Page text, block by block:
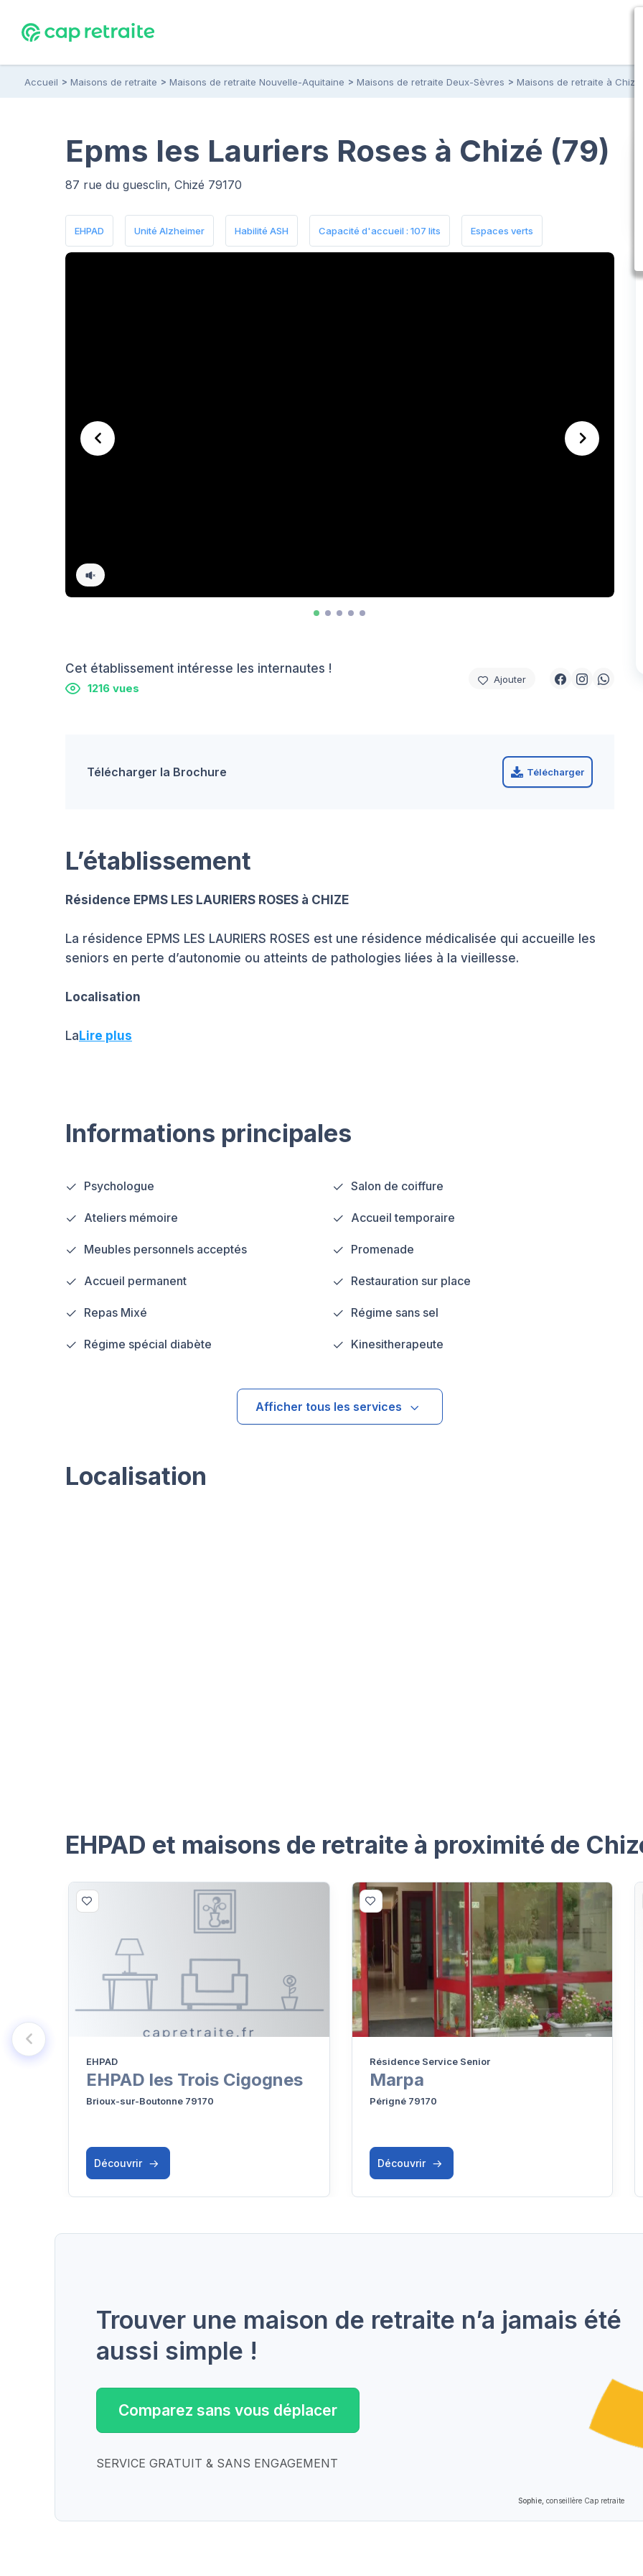
Accueil Maisons de retraite Maisons de retraite Nouvelle-Aquitaine Maisons de retraite Deux-Sèvres Maisons de retraite à Chizé
Cet établissement intéresse les internautes !
1216 vues
Ajouter
Télécharger la Brochure Télécharger
Epms les Lauriers Roses à Chizé (79)
87 rue du guesclin, Chizé 79170
EHPAD Unité Alzheimer Habilité ASH Capacité d'accueil : 107 lits Espaces verts
L’établissement
Résidence EPMS LES LAURIERS ROSES à CHIZE
La résidence EPMS LES LAURIERS ROSES est une résidence médicalisée qui accueille les
seniors en perte d’autonomie ou atteints de pathologies liées à la vieillesse.
Localisation
LaLire plus
Informations principales
Psychologue Salon de coiffure
Ateliers mémoire Accueil temporaire
Meubles personnels acceptés Promenade
Accueil permanent Restauration sur place
Repas Mixé Régime sans sel
Régime spécial diabète Kinesitherapeute
Afficher tous les services
Localisation
EHPAD et maisons de retraite à proximité de
EHPAD
EHPAD les Trois Cigognes
Brioux-sur-Boutonne 79170
Découvrir
Résidence Service Senior
Marpa
Périgné 79170
Découvrir
Sophie, conseillère Cap retraite
Trouver une maison de retraite n’a jamais été
aussi simple !
Comparez sans vous déplacer
SERVICE GRATUIT & SANS ENGAGEMENT